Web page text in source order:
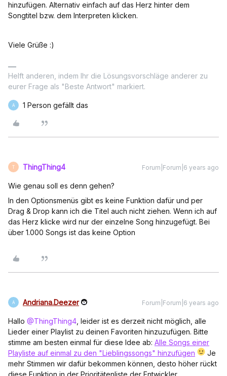
hinzufügen. Alternativ einfach auf das Herz hinter dem
Songtitel bzw. dem Interpreten klicken.
Viele Grüße :)
Helft anderen, indem Ihr die Lösungsvorschläge anderer zu
eurer Frage als "Beste Antwort" markiert.
A 1 Person gefällt das
T ThingThing4 Forum|Forum|6 years ago
Wie genau soll es denn gehen?
In den Optionsmenüs gibt es keine Funktion dafür und per
Drag & Drop kann ich die Titel auch nicht ziehen. Wenn ich auf
das Herz klicke wird nur der einzelne Song hinzugefügt. Bei
über 1.000 Songs ist das keine Option
A Andriana.Deezer Forum|Forum|6 years ago
Hallo @ThingThing4 , leider ist es derzeit nicht möglich, alle
Lieder einer Playlist zu deinen Favoriten hinzuzufügen. Bitte
stimme am besten einmal für diese Idee ab: Alle Songs einer
Playliste auf einmal zu den "Lieblingssongs" hinzufügen
Je
mehr Stimmen wir dafür bekommen können, desto höher rückt
diese Funktion in der Prioritätenliste der Entwickler.